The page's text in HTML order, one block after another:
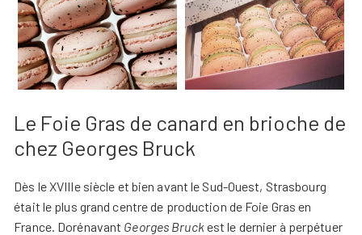
Le Foie Gras de canard en brioche de
chez Georges Bruck
Dès le XVIIIe siècle et bien avant le Sud-Ouest, Strasbourg
était le plus grand centre de production de Foie Gras en
France. Dorénavant Georges Bruckest le dernier à perpétuer